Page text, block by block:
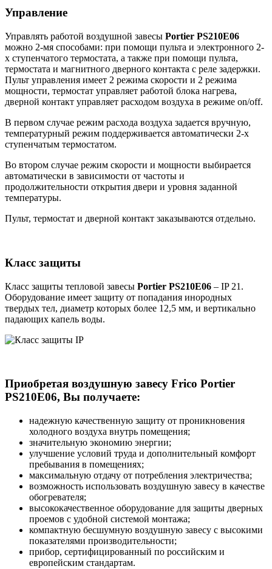
Управление
Управлять работой воздушной завесы Portier PS210E06
можно 2-мя способами: при помощи пульта и электронного 2-
х ступенчатого термостата, а также при помощи пульта,
термостата и магнитного дверного контакта с реле задержки.
Пульт управления имеет 2 режима скорости и 2 режима
мощности, термостат управляет работой блока нагрева,
дверной контакт управляет расходом воздуха в режиме on/off.
В первом случае режим расхода воздуха задается вручную,
температурный режим поддерживается автоматически 2-х
ступенчатым термостатом.
Во втором случае режим скорости и мощности выбирается
автоматически в зависимости от частоты и
продолжительности открытия двери и уровня заданной
температуры.
Пульт, термостат и дверной контакт заказываются отдельно.
Класс защиты
Класс защиты тепловой завесы Portier PS210E06 – IP 21.
Оборудование имеет защиту от попадания инородных
твердых тел, диаметр которых более 12,5 мм, и вертикально
падающих капель воды.
Приобретая воздушную завесу Frico Portier
PS210E06, Вы получаете:
надежную качественную защиту от проникновения
холодного воздуха внутрь помещения;
значительную экономию энергии;
улучшение условий труда и дополнительный комфорт
пребывания в помещениях;
максимальную отдачу от потребления электричества;
возможность использовать воздушную завесу в качестве
обогревателя;
высококачественное оборудование для защиты дверных
проемов с удобной системой монтажа;
компактную бесшумную воздушную завесу с высокими
показателями производительности;
прибор, сертифицированный по российским и
европейским стандартам.